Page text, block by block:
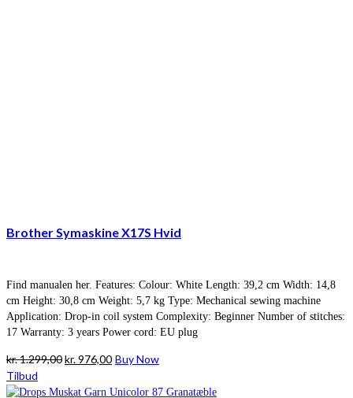
Brother Symaskine X17S Hvid
Find manualen her. Features: Colour: White Length: 39,2 cm Width: 14,8
cm Height: 30,8 cm Weight: 5,7 kg Type: Mechanical sewing machine
Application: Drop-in coil system Complexity: Beginner Number of stitches:
17 Warranty: 3 years Power cord: EU plug
kr.1.299,00Den
pris
kr.976,00Den
pris
Buy Now
Tilbud